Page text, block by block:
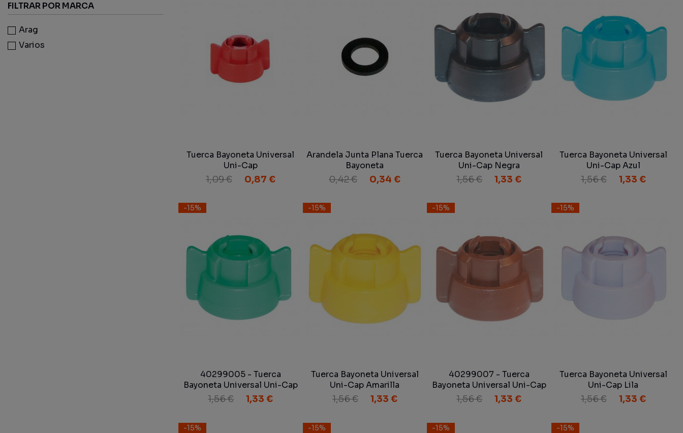
Tuerca Bayoneta Universal
Uni-Cap
1,09 € 0,87 €
Arandela Junta Plana Tuerca
Bayoneta
0,42 € 0,34 €
Tuerca Bayoneta Universal
Uni-Cap Negra
1,56 € 1,33 €
Tuerca Bayoneta Universal
Uni-Cap Azul
1,56 € 1,33 €
-15%
40299005 - Tuerca
Bayoneta Universal Uni-Cap
Verde
1,56 € 1,33 €
-15%
Tuerca Bayoneta Universal
Uni-Cap Amarilla
1,56 € 1,33 €
-15%
40299007 - Tuerca
Bayoneta Universal Uni-Cap
Marrón
1,56 € 1,33 €
-15%
Tuerca Bayoneta Universal
Uni-Cap Lila
1,56 € 1,33 €
-15% -15% -15% -15%
FILTRAR POR MARCA
Arag
Varios